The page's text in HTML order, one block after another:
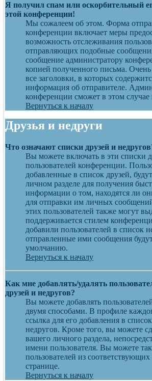
Я получил спам или оскорбительный
этой конференции!
Мы сожалеем об этом. Форма
конференции включает меры
возможность отслеживания
отправляющих подобные
сообщение администратору
копией полученного письма.
все заголовки, в которых
информация об отправителе.
конференции сможет в этом
Вернуться к началу
Друзья и недруги
Что означают списки друзей и
Вы можете включать в эти списки
пользователей конференции.
добавленные в список друзей,
личном разделе для получения
информации о том, находятся ли
для отправки им личных
этих пользователей также могут
поддерживается стилем
добавили пользователей в список
отправленные ими сообщения
умолчанию.
Вернуться к началу
Как мне добавлять/удалять
друзей и недругов?
Вы можете добавлять
двумя способами. В профиле
ссылка для его добавления в
недругов. Кроме того, вы можете
вашего личного раздела,
имени пользователя. Вы можете
пользователей из
странице.
Вернуться к началу